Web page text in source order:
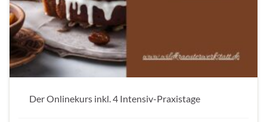
Der Onlinekurs inkl. 4 Intensiv-Praxistage